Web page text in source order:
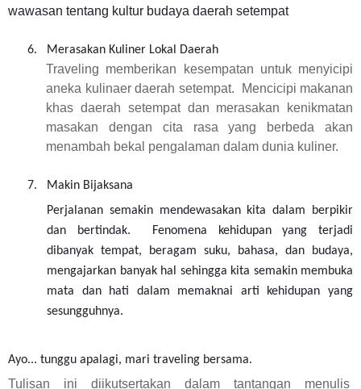
wawasan tentang kultur budaya daerah setempat
6. Merasakan Kuliner Lokal Daerah
Traveling memberikan kesempatan untuk menyicipi
aneka kulinaer daerah setempat. Mencicipi makanan
khas daerah setempat dan merasakan kenikmatan
masakan dengan cita rasa yang berbeda akan
menambah bekal pengalaman dalam dunia kuliner.
7.
Makin Bijaksana
Perjalanan semakin mendewasakan kita dalam berpikir
dan bertindak. Fenomena kehidupan yang terjadi
dibanyak tempat, beragam suku, bahasa, dan budaya,
mengajarkan banyak hal sehingga kita semakin membuka
mata dan hati dalam memaknai arti kehidupan yang
sesungguhnya.
Ayo... tunggu apalagi, mari traveling bersama.
Tulisan ini diikutsertakan dalam tantangan menulis